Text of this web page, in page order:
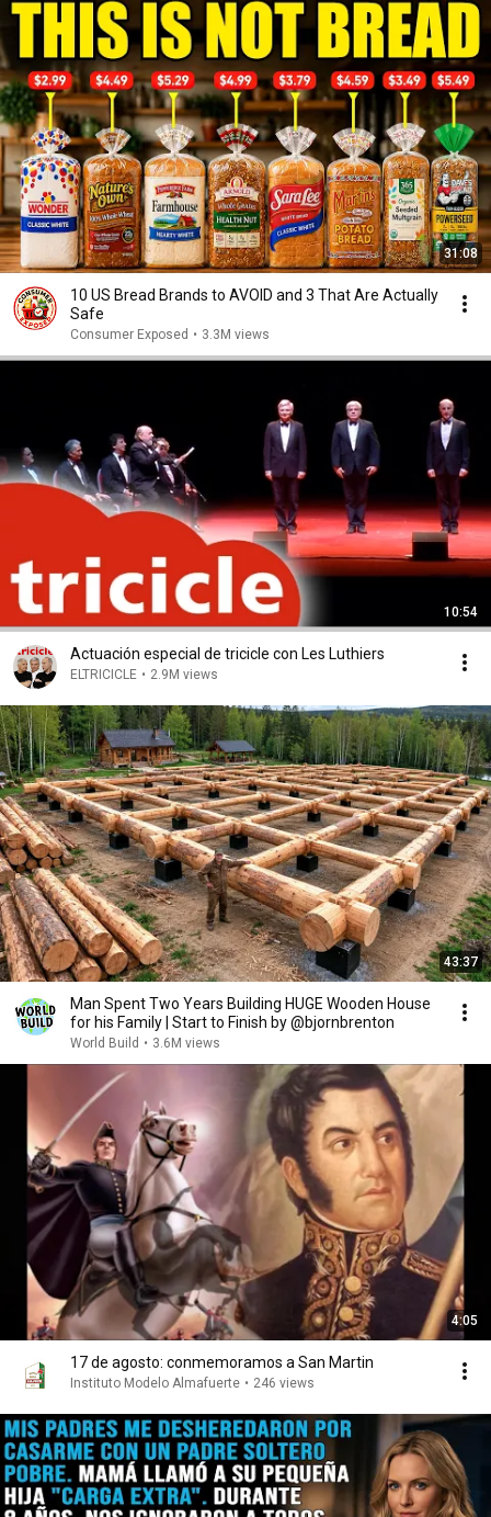
31:08
10 US Bread Brands to AVOID and 3 That Are Actually
Safe
Consumer Exposed • 3.3M views
10:54
Actuación especial de tricicle con Les Luthiers
ELTRICICLE • 2.9M views
43:37
Man Spent Two Years Building HUGE Wooden House
for his Family | Start to Finish by @bjornbrenton
World Build • 3.6M views
4:05
17 de agosto: conmemoramos a San Martin
Instituto Modelo Almafuerte • 246 views